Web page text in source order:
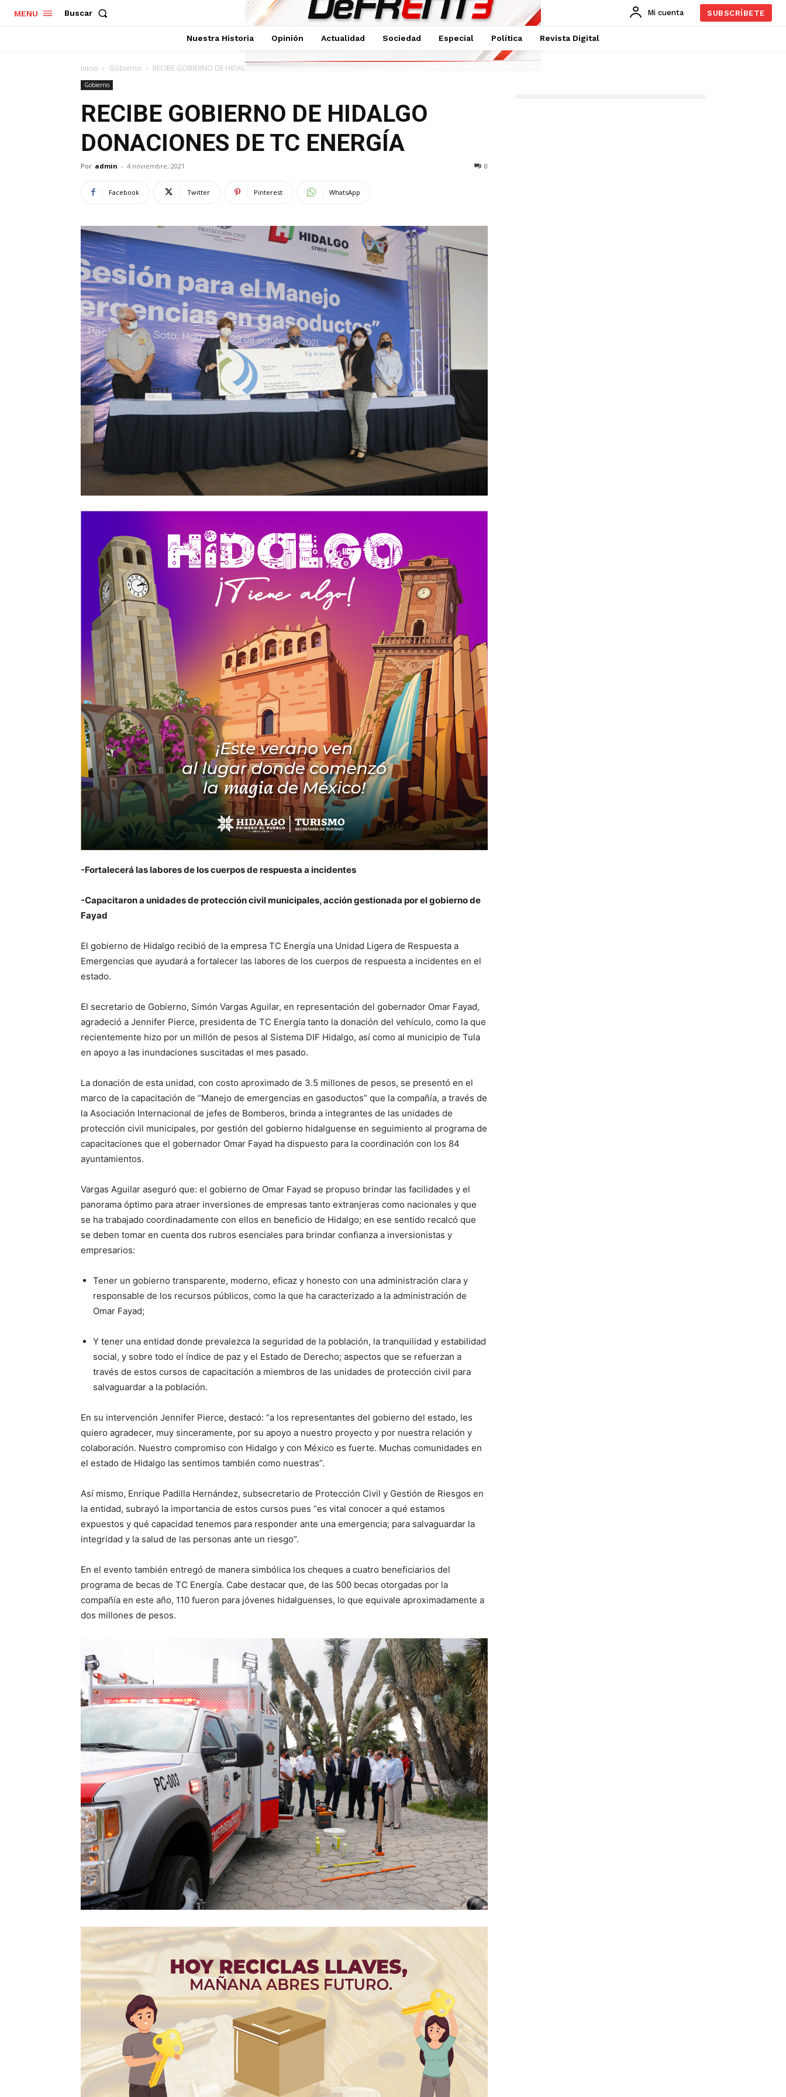
MENU Buscar Mi cuenta SUBSCRÍBETE
Nuestra Historia Opinión Actualidad Sociedad Especial Política Revista Digital
Inicio Gobierno RECIBE GOBIERNO DE HIDALGO DONACIONES DE TC ENERGÍA
Gobierno
RECIBE GOBIERNO DE HIDALGO
DONACIONES DE TC ENERGÍA
Por admin - 4 noviembre, 2021 0
Facebook Twitter Pinterest WhatsApp
-Fortalecerá las labores de los cuerpos de respuesta a incidentes
-Capacitaron a unidades de protección civil municipales, acción gestionada por el gobierno de
Fayad
El gobierno de Hidalgo recibió de la empresa TC Energía una Unidad Ligera de Respuesta a
Emergencias que ayudará a fortalecer las labores de los cuerpos de respuesta a incidentes en el
estado.
El secretario de Gobierno, Simón Vargas Aguilar, en representación del gobernador Omar Fayad,
agradeció a Jennifer Pierce, presidenta de TC Energía tanto la donación del vehículo, como la que
recientemente hizo por un millón de pesos al Sistema DIF Hidalgo, así como al municipio de Tula
en apoyo a las inundaciones suscitadas el mes pasado.
La donación de esta unidad, con costo aproximado de 3.5 millones de pesos, se presentó en el
marco de la capacitación de “Manejo de emergencias en gasoductos” que la compañía, a través de
la Asociación Internacional de jefes de Bomberos, brinda a integrantes de las unidades de
protección civil municipales, por gestión del gobierno hidalguense en seguimiento al programa de
capacitaciones que el gobernador Omar Fayad ha dispuesto para la coordinación con los 84
ayuntamientos.
Vargas Aguilar aseguró que: el gobierno de Omar Fayad se propuso brindar las facilidades y el
panorama óptimo para atraer inversiones de empresas tanto extranjeras como nacionales y que
se ha trabajado coordinadamente con ellos en beneficio de Hidalgo; en ese sentido recalcó que
se deben tomar en cuenta dos rubros esenciales para brindar confianza a inversionistas y
empresarios:
Tener un gobierno transparente, moderno, eficaz y honesto con una administración clara y
responsable de los recursos públicos, como la que ha caracterizado a la administración de
Omar Fayad;
Y tener una entidad donde prevalezca la seguridad de la población, la tranquilidad y estabilidad
social, y sobre todo el índice de paz y el Estado de Derecho; aspectos que se refuerzan a
través de estos cursos de capacitación a miembros de las unidades de protección civil para
salvaguardar a la población.
En su intervención Jennifer Pierce, destacó: “a los representantes del gobierno del estado, les
quiero agradecer, muy sinceramente, por su apoyo a nuestro proyecto y por nuestra relación y
colaboración. Nuestro compromiso con Hidalgo y con México es fuerte. Muchas comunidades en
el estado de Hidalgo las sentimos también como nuestras”.
Así mismo, Enrique Padilla Hernández, subsecretario de Protección Civil y Gestión de Riesgos en
la entidad, subrayó la importancia de estos cursos pues “es vital conocer a qué estamos
expuestos y qué capacidad tenemos para responder ante una emergencia; para salvaguardar la
integridad y la salud de las personas ante un riesgo”.
En el evento también entregó de manera simbólica los cheques a cuatro beneficiarios del
programa de becas de TC Energía. Cabe destacar que, de las 500 becas otorgadas por la
compañía en este año, 110 fueron para jóvenes hidalguenses, lo que equivale aproximadamente a
dos millones de pesos.